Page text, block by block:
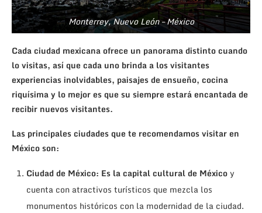
Monterrey, Nuevo León – México
Cada ciudad mexicana ofrece un panorama distinto cuando
lo visitas, así que cada uno brinda a los visitantes
experiencias inolvidables, paisajes de ensueño, cocina
riquísima y lo mejor es que su siempre estará encantada de
recibir nuevos visitantes.
Las principales ciudades que te recomendamos visitar en
México son:
Ciudad de México: Es la capital cultural de Méxicoy
cuenta con atractivos turísticos que mezcla los
monumentos históricos con la modernidad de la ciudad.